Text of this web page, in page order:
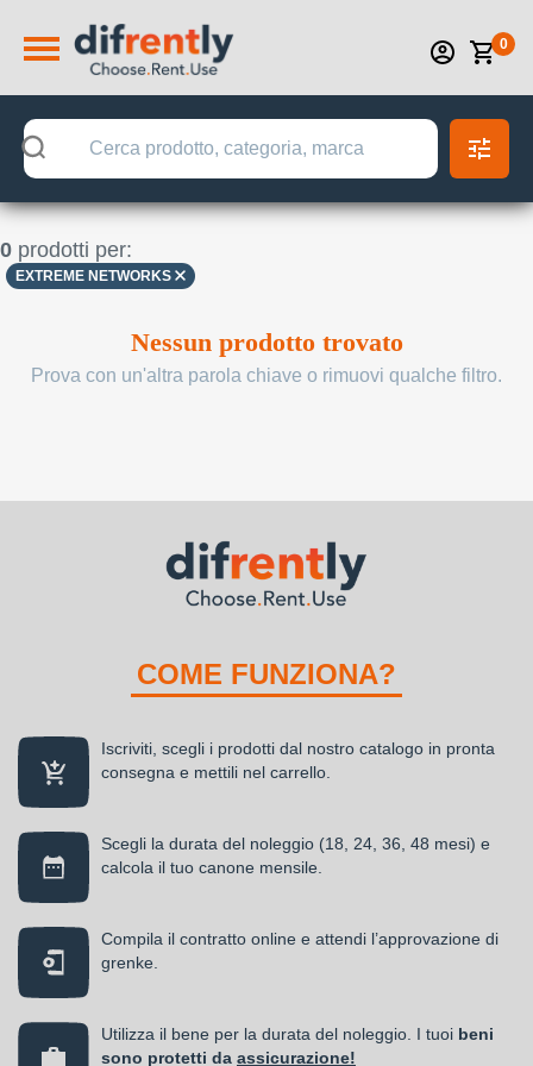
0
0 prodotti per:
EXTREME NETWORKS
Nessun prodotto trovato
Prova con un'altra parola chiave o rimuovi qualche filtro.
COME FUNZIONA?
Iscriviti, scegli i prodotti dal nostro catalogo in pronta
consegna e mettili nel carrello.
Scegli la durata del noleggio (18, 24, 36, 48 mesi) e
calcola il tuo canone mensile.
Compila il contratto online e attendi l’approvazione di
grenke.
Utilizza il bene per la durata del noleggio. I tuoi beni
sono protetti da assicurazione!